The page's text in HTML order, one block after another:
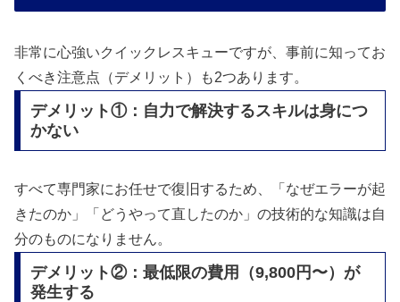
非常に心強いクイックレスキューですが、事前に知ってお
くべき注意点（デメリット）も2つあります。
デメリット①：自力で解決するスキルは身につ
かない
すべて専門家にお任せで復旧するため、「なぜエラーが起
きたのか」「どうやって直したのか」の技術的な知識は自
分のものになりません。
デメリット②：最低限の費用（9,800円〜）が
発生する